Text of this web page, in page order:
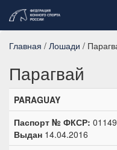
Главная / Лошади /
Парагвай
PARAGUAY
Паспорт № ФКСР:
Выдан 14.04.2016